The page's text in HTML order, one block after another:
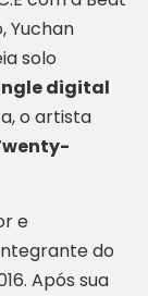
Yuchan
solo
digital
o artista
e
do
Após sua